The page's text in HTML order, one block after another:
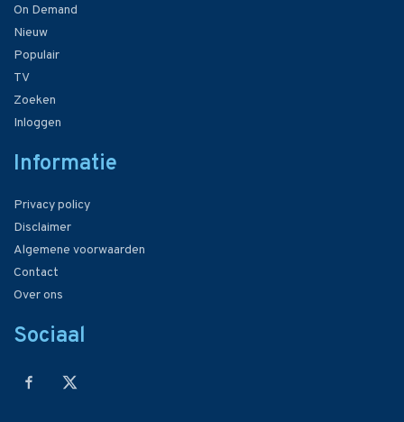
On Demand
Nieuw
Populair
TV
Zoeken
Inloggen
Informatie
Privacy policy
Disclaimer
Algemene voorwaarden
Contact
Over ons
Sociaal